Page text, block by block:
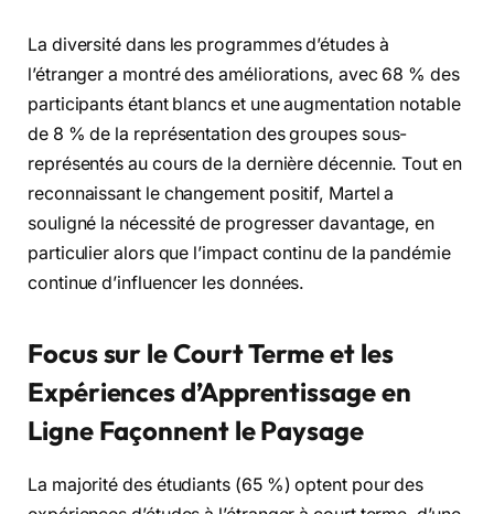
La diversité dans les programmes d’études à
l’étranger a montré des améliorations, avec 68 % des
participants étant blancs et une augmentation notable
de 8 % de la représentation des groupes sous-
représentés au cours de la dernière décennie. Tout en
reconnaissant le changement positif, Martel a
souligné la nécessité de progresser davantage, en
particulier alors que l’impact continu de la pandémie
continue d’influencer les données.
Focus sur le Court Terme et les
Expériences d’Apprentissage en
Ligne Façonnent le Paysage
La majorité des étudiants (65 %) optent pour des